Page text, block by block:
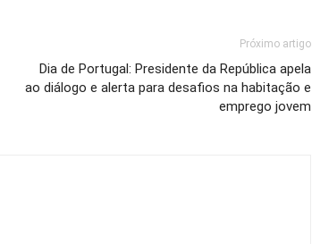
Próximo artigo
Dia de Portugal: Presidente da República apela
ao diálogo e alerta para desafios na habitação e
emprego jovem